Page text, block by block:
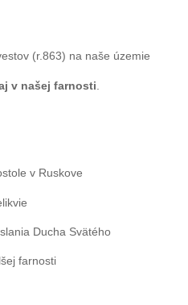
(r.863) na naše územie
v našej farnosti
v Ruskove
Ducha Svätého
farnosti